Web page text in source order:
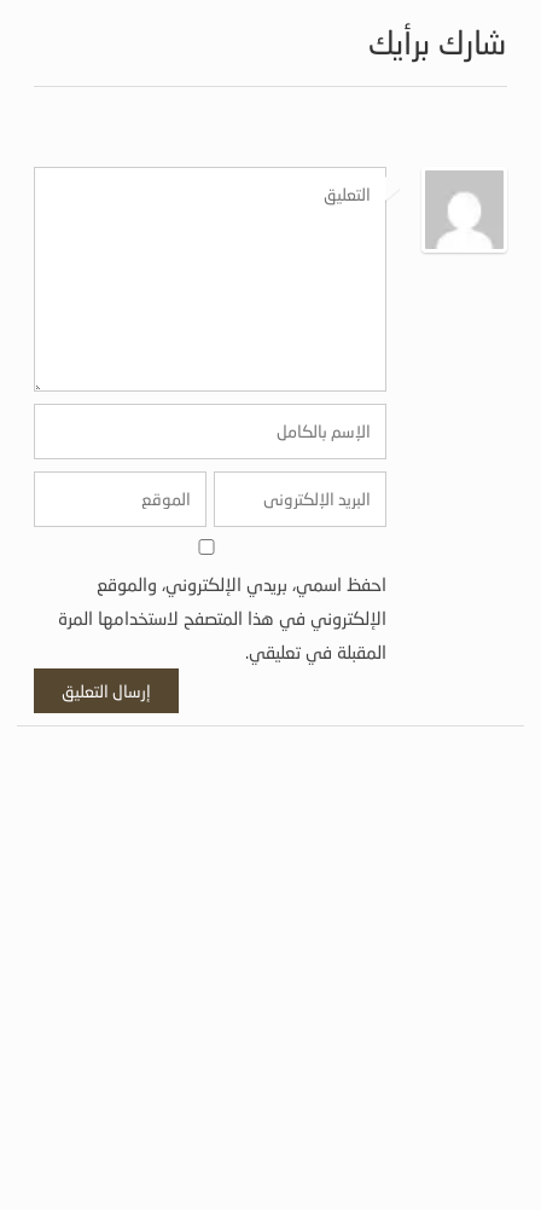
شارك برأيك
احفظ اسمي، بريدي الإلكتروني، والموقع
الإلكتروني في هذا المتصفح لاستخدامها المرة
المقبلة في تعليقي.